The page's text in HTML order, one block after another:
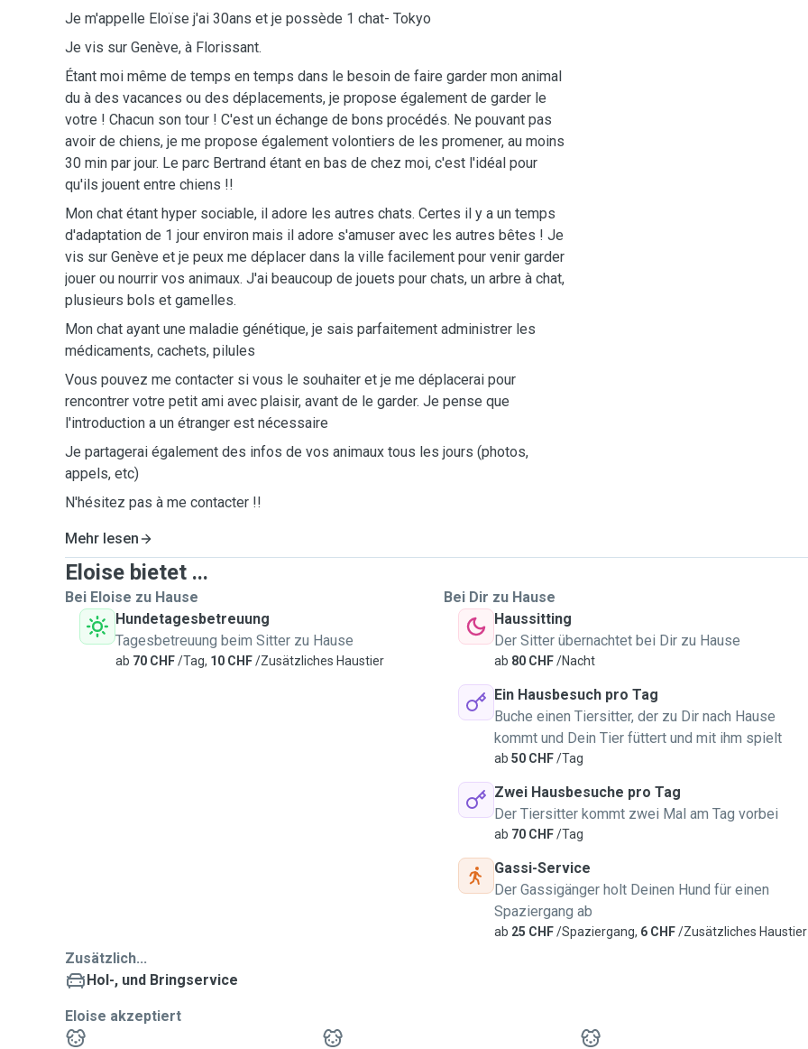
Je m'appelle Eloïse j'ai 30ans et je possède 1 chat- Tokyo
Je vis sur Genève, à Florissant.
Étant moi même de temps en temps dans le besoin de faire garder mon animal
du à des vacances ou des déplacements, je propose également de garder le
votre ! Chacun son tour ! C'est un échange de bons procédés. Ne pouvant pas
avoir de chiens, je me propose également volontiers de les promener, au moins
30 min par jour. Le parc Bertrand étant en bas de chez moi, c'est l'idéal pour
qu'ils jouent entre chiens !!
Mon chat étant hyper sociable, il adore les autres chats. Certes il y a un temps
d'adaptation de 1 jour environ mais il adore s'amuser avec les autres bêtes ! Je
vis sur Genève et je peux me déplacer dans la ville facilement pour venir garder
jouer ou nourrir vos animaux. J'ai beaucoup de jouets pour chats, un arbre à chat,
plusieurs bols et gamelles.
Mon chat ayant une maladie génétique, je sais parfaitement administrer les
médicaments, cachets, pilules
Vous pouvez me contacter si vous le souhaiter et je me déplacerai pour
rencontrer votre petit ami avec plaisir, avant de le garder. Je pense que
l'introduction a un étranger est nécessaire
Je partagerai également des infos de vos animaux tous les jours (photos,
appels, etc)
N'hésitez pas à me contacter !!
Mehr lesen
Eloise bietet ...
Bei Eloise zu Hause
Hundetagesbetreuung
Tagesbetreuung beim Sitter zu Hause
ab 70 CHF/Tag, 10 CHF/Zusätzliches Haustier
Bei Dir zu Hause
Haussitting
Der Sitter übernachtet bei Dir zu Hause
ab 80 CHF/Nacht
Ein Hausbesuch pro Tag
Buche einen Tiersitter, der zu Dir nach Hause
kommt und Dein Tier füttert und mit ihm spielt
ab 50 CHF/Tag
Zwei Hausbesuche pro Tag
Der Tiersitter kommt zwei Mal am Tag vorbei
ab 70 CHF/Tag
Gassi-Service
Der Gassigänger holt Deinen Hund für einen
Spaziergang ab
ab 25 CHF/Spaziergang, 6 CHF/Zusätzliches Haustier
Zusätzlich...
Hol-, und Bringservice
Eloise akzeptiert